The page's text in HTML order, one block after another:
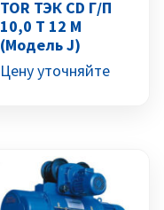
TOR ТЭК CD Г/п
10,0 Т 12 М
(модель J)
Цену уточняйте